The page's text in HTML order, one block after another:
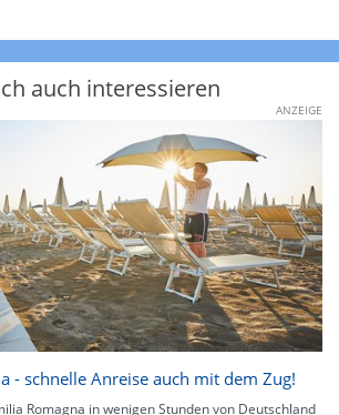
auch interessieren
ANZEIGE
- schnelle Anreise auch mit dem Zug!
Romagna in wenigen Stunden von Deutschland